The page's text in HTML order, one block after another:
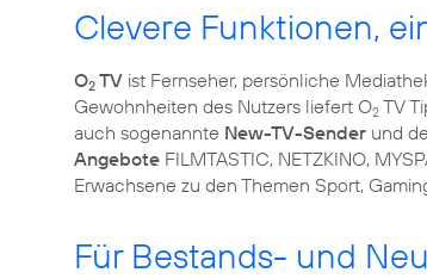
Clevere Funktionen,
O2 TV ist Fernseher, persönliche
Gewohnheiten des Nutzers liefert O2 TV
auch sogenannte New-TV-Sender und
Angebote FILMTASTIC, NETZKINO,
Erwachsene zu den Themen Sport,
Für Bestands- und